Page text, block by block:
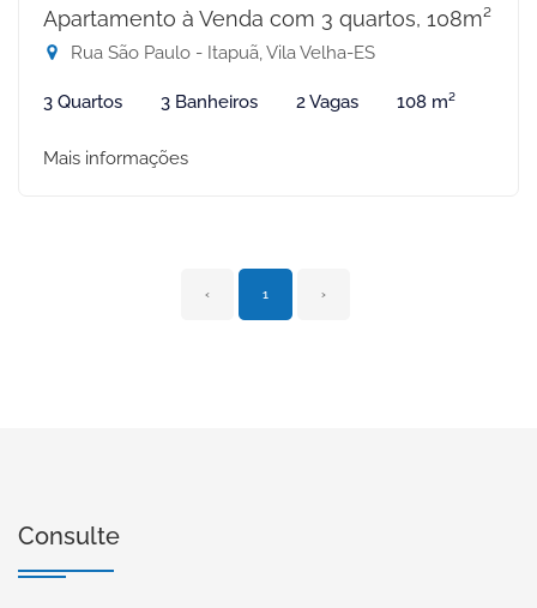
Apartamento à Venda com 3 quartos, 108m²
Rua São Paulo - Itapuã, Vila Velha-ES
3 Quartos 3 Banheiros 2 Vagas 108 m²
Mais informações
‹ 1 ›
Consulte